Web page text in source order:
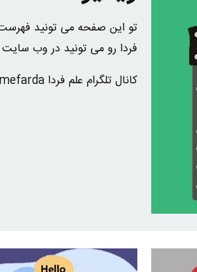
تو این صفحه می تونید فهرست
فردا رو می تونید در وب
کانال تلگرام علم فردا elmefarda اینستاگرام elmefarda